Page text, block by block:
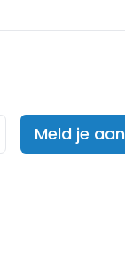
Meld je aan